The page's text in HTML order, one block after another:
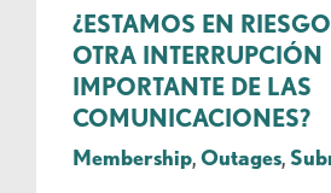
¿ESTAMOS EN
OTRA INTERRUPCIÓN
IMPORTANTE DE LAS
COMUNICACIONES?
Membership Outages